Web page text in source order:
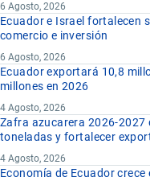
6 Agosto, 2026
Ecuador e Israel fortalecen
comercio e inversión
6 Agosto, 2026
Ecuador exportará 10,8
millones en 2026
4 Agosto, 2026
Zafra azucarera 2026-2027
toneladas y fortalecer
4 Agosto, 2026
Economía de Ecuador